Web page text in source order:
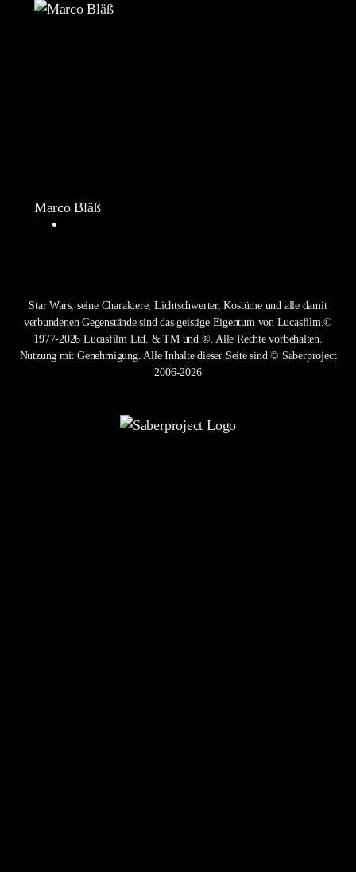
Marco Bläß
Star Wars, seine Charaktere, Lichtschwerter, Kostüme und alle damit
verbundenen Gegenstände sind das geistige Eigentum von Lucasfilm.©
1977-2026 Lucasfilm Ltd. & TM und ®. Alle Rechte vorbehalten.
Nutzung mit Genehmigung. Alle Inhalte dieser Seite sind © Saberproject
2006-2026